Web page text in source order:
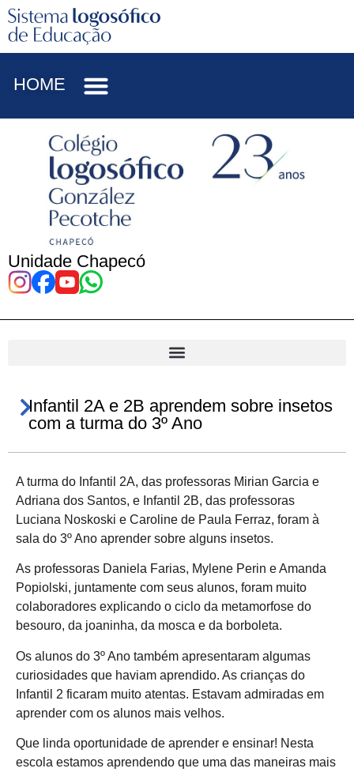
HOME
Unidade Chapecó
Infantil 2A e 2B aprendem sobre insetos
com a turma do 3º Ano
A turma do Infantil 2A, das professoras Mirian Garcia e
Adriana dos Santos, e Infantil 2B, das professoras
Luciana Noskoski e Caroline de Paula Ferraz, foram à
sala do 3º Ano aprender sobre alguns insetos.
As professoras Daniela Farias, Mylene Perin e Amanda
Popiolski, juntamente com seus alunos, foram muito
colaboradores explicando o ciclo da metamorfose do
besouro, da joaninha, da mosca e da borboleta.
Os alunos do 3º Ano também apresentaram algumas
curiosidades que haviam aprendido. As crianças do
Infantil 2 ficaram muito atentas. Estavam admiradas em
aprender com os alunos mais velhos.
Que linda oportunidade de aprender e ensinar! Nesta
escola estamos aprendendo que uma das maneiras mais